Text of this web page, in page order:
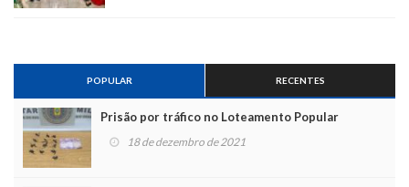
POPULAR RECENTES
Prisão por tráfico no Loteamento Popular
18 de dezembro de 2021